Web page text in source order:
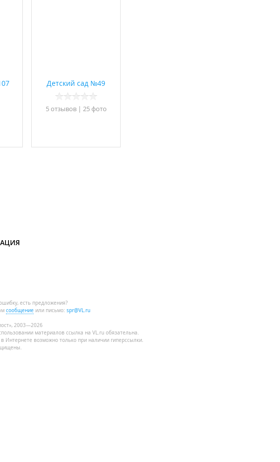
Детский сад №49
5 отзывов| 25 фото
есть предложения?
сообщение или письмо: spr@VL.ru
2003—2026
материалов ссылка на VL.ru обязательна.
Интернете возможно только при наличии гиперссылки.